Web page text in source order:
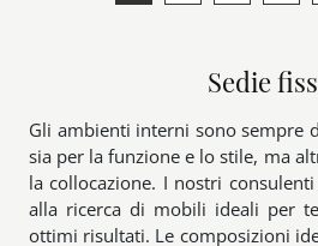
Sedie
Gli ambienti interni sono sempre
sia per la funzione e lo stile, ma
la collocazione. I nostri
alla ricerca di mobili ideali per
ottimi risultati. Le composizioni